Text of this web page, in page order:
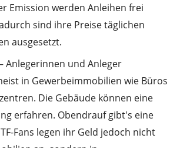
Emission werden Anleihen frei
sind ihre Preise täglichen
ausgesetzt.
Anlegerinnen und Anleger
in Gewerbeimmobilien wie Büros
Die Gebäude können eine
erfahren. Obendrauf gibt's eine
Fans legen ihr Geld jedoch nicht